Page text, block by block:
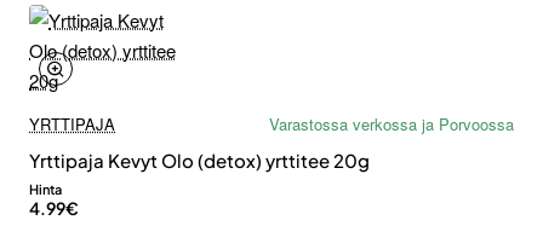
YRTTIPAJA
Varastossa verkossa ja Porvoossa
Yrttipaja Kevyt Olo (detox) yrttitee 20g
Hinta
4.99€